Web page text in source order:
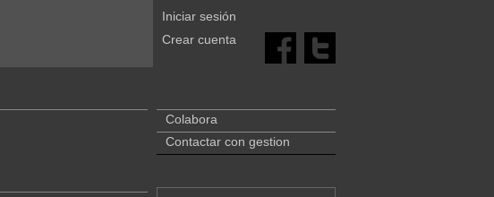
Iniciar sesión
Crear cuenta
Colabora
Contactar con gestion